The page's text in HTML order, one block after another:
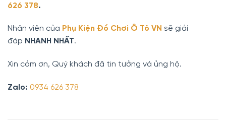
626 378.
Nhân viên của Phụ Kiện Đồ Chơi Ô Tô VN sẽ giải
đáp NHANH NHẤT.
Xin cảm ơn, Quý khách đã tin tưởng và ủng hộ.
Zalo: 0934 626 378